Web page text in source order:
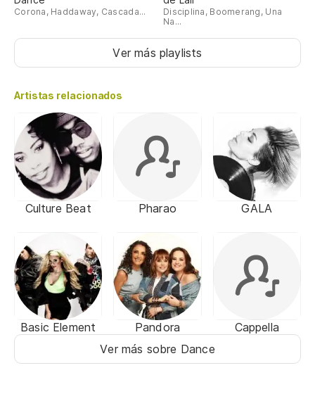
Corona, Haddaway, Cascada...
Disciplina, Boomerang, Una
Na...
Ver más playlists
Artistas relacionados
Culture Beat Pharao GALA
Basic Element Pandora
Cappella
Ver más sobre Dance